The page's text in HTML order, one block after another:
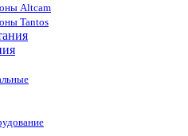
Altcam
Tantos